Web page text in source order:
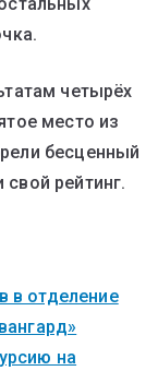
четырёх
место из
бесценный
рейтинг.
в отделение
на